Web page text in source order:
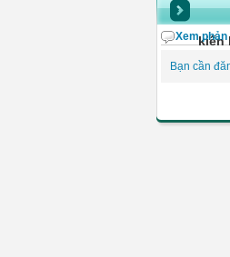
kiến
Xem phản
Bạn cần